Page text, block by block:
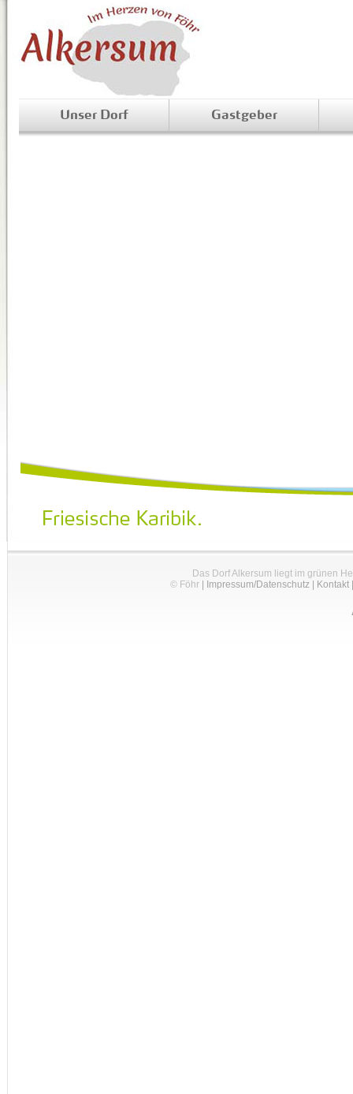
Unser Dorf Gastgeber
Das Dorf Alkersum liegt im grünen
© Föhr| Impressum/Datenschutz| Kontakt